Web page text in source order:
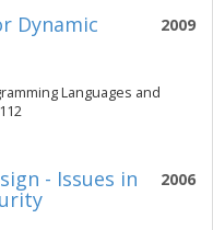
2009
Dynamic
Languages and
2006
- Issues in